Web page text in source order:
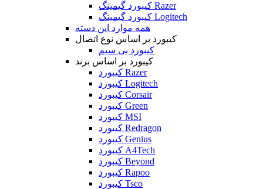
کیبورد گیمینگ Razer
کیبورد گیمینگ Logitech
همه موارد این دسته
کیبورد بر اساس نوع اتصال
کیبورد بی سیم
کیبورد بر اساس برند
کیبورد Razer
کیبورد Logitech
کیبورد Corsair
کیبورد Green
کیبورد MSI
کیبورد Redragon
کیبورد Genius
کیبورد A4Tech
کیبورد Beyond
کیبورد Rapoo
کیبورد Tsco